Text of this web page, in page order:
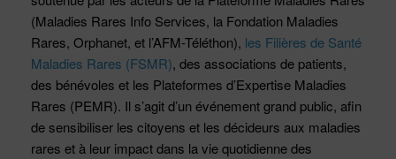
(Maladies Rares Info Services, la Fondation Maladies
Rares, Orphanet, et l’AFM-Téléthon), les Filières de Santé
Maladies Rares (FSMR), des associations de patients,
des bénévoles et les Plateformes d’Expertise Maladies
Rares (PEMR). Il s’agit d’un événement grand public, afin
de sensibiliser les citoyens et les décideurs aux maladies
rares et à leur impact dans la vie quotidienne des